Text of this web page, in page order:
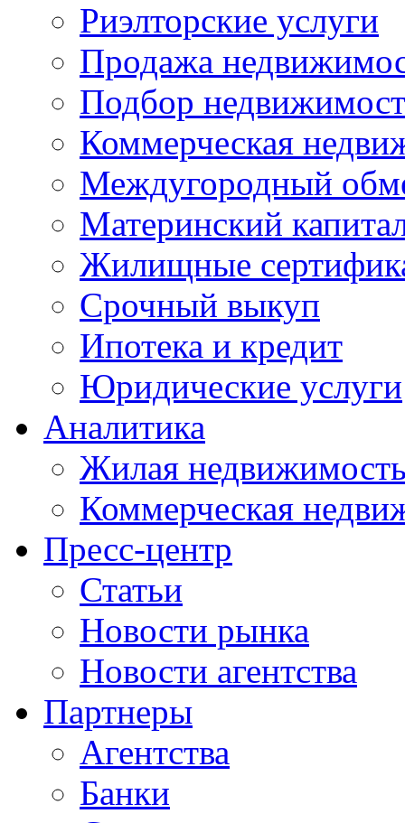
Риэлторские услуги
Продажа
Подбор
Коммерческая
Междугородный
Материнский
Жилищные
Срочный выкуп
Ипотека и кредит
Юридические услуги
Аналитика
Жилая
Коммерческая
Пресс-центр
Статьи
Новости рынка
Новости агентства
Партнеры
Агентства
Банки